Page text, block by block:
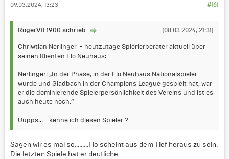
#161
09.03.2024, 13:23
(08.03.2024, 21:31)
RogerVfL1900 schrieb:
Chriwtian Nerlinger - heutzutage Splerlerberater aktuell über
seinen Klienten Flo Neuhaus:
Nerlinger: „In der Phase, in der Flo Neuhaus Nationalspieler
wurde und Gladbach in der Champions League gespielt hat, war
er die dominierende Spielerpersönlichkeit des Vereins und ist es
auch heute noch.“
Uupps... - kenne ich diesen Spieler ?
Sagen wir es mal so.........Flo scheint aus dem Tief heraus zu sein.
Die letzten Spiele hat er deutliche